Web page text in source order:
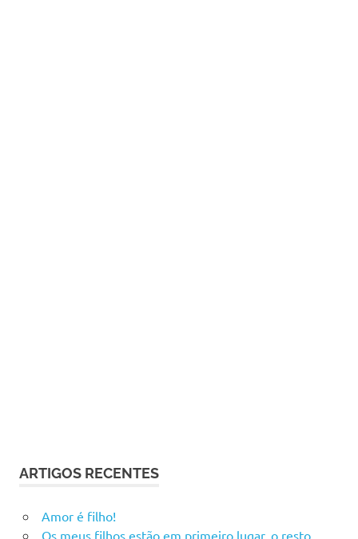
ARTIGOS RECENTES
Amor é filho!
Os meus filhos estão em primeiro lugar, o resto